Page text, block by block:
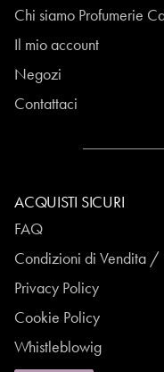
Chi siamo Profumerie
Il mio account
Negozi
Contattaci
ACQUISTI SICURI
FAQ
Condizioni di Vendita /
Privacy Policy
Cookie Policy
Whistleblowig